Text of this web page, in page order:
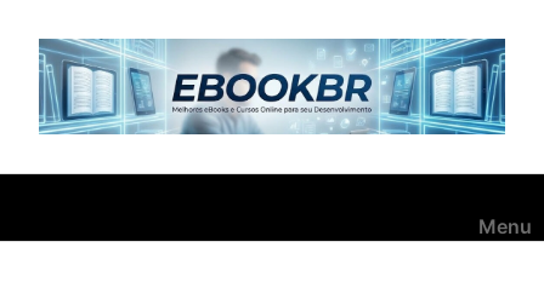
para
conteúdo
Menu